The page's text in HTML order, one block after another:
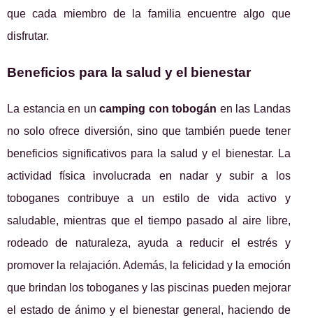
que cada miembro de la familia encuentre algo que
disfrutar.
Beneficios para la salud y el bienestar
La estancia en uncamping con tobogán en las Landas
no solo ofrece diversión, sino que también puede tener
beneficios significativos para la salud y el bienestar. La
actividad física involucrada en nadar y subir a los
toboganes contribuye a un estilo de vida activo y
saludable, mientras que el tiempo pasado al aire libre,
rodeado de naturaleza, ayuda a reducir el estrés y
promover la relajación. Además, la felicidad y la emoción
que brindan los toboganes y las piscinas pueden mejorar
el estado de ánimo y el bienestar general, haciendo de